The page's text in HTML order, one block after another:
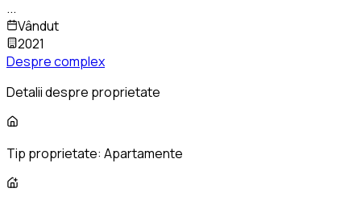
...
Vândut
2021
Despre complex
Detalii despre proprietate
Tip proprietate: Apartamente